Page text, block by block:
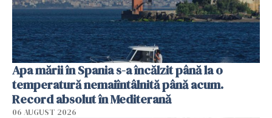
Apa mării în Spania s-a încălzit până la o
temperatură nemaiîntâlnită până acum.
Record absolut în Mediterană
06 AUGUST 2026